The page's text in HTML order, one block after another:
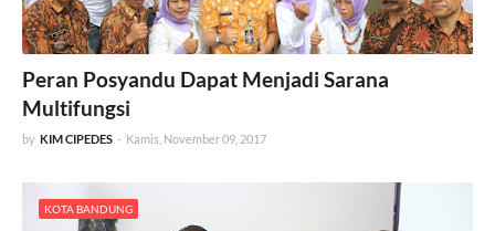
Peran Posyandu Dapat Menjadi Sarana
Multifungsi
by KIM CIPEDES - Kamis, November 09, 2017
KOTA BANDUNG